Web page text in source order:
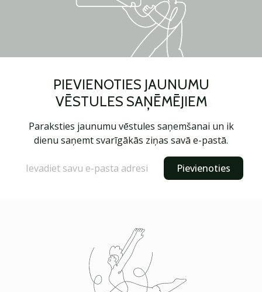
PIEVIENOTIES JAUNUMU
VĒSTULES SAŅĒMĒJIEM
Paraksties jaunumu vēstules saņemšanai un ik
dienu saņemt svarīgākās ziņas savā e-pastā.
Pievienoties